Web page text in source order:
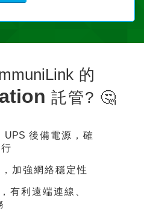
的
託管? 🤔
UPS 後備電源，確
加強網絡穩定性
有利遠端連線、